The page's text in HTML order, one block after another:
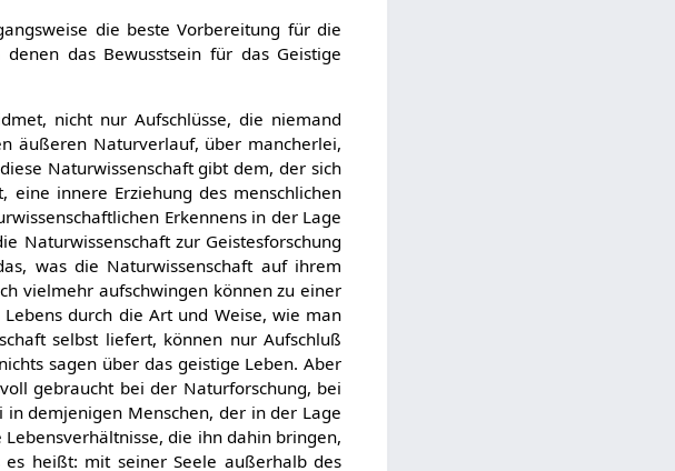
die beste Vorbereitung für die
das Bewusstsein für das Geistige
nicht nur Aufschlüsse, die niemand
äußeren Naturverlauf, über mancherlei,
Naturwissenschaft gibt dem, der sich
eine innere Erziehung des menschlichen
Erkennens in der Lage
Naturwissenschaft zur Geistesforschung
was die Naturwissenschaft auf ihrem
vielmehr aufschwingen können zu einer
durch die Art und Weise, wie man
selbst liefert, können nur Aufschluß
sagen über das geistige Leben. Aber
gebraucht bei der Naturforschung, bei
demjenigen Menschen, der in der Lage
die ihn dahin bringen,
heißt: mit seiner Seele außerhalb des